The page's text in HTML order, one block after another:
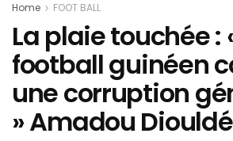
Home FOOT BALL
La plaie touchée :
football guinéen
une corruption
» Amadou